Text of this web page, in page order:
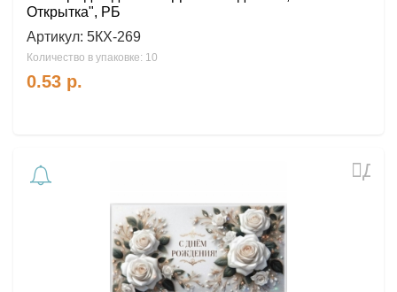
Открытка", РБ
Артикул: 5КХ-269
Количество в упаковке: 10
0.53 р.